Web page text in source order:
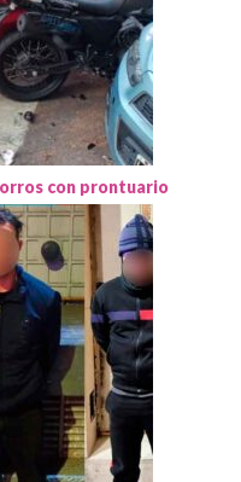
con prontuario